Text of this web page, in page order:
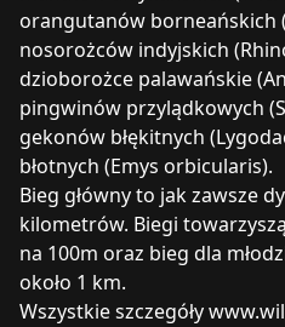
orangutanów borneańskich
nosorożców indyjskich
dzioborożce palawańskie
pingwinów przylądkowych
gekonów błękitnych
błotnych (Emys orbicularis).
Bieg główny to jak zawsze
kilometrów. Biegi
na 100m oraz bieg dla
około 1 km.
Wszystkie szczegóły